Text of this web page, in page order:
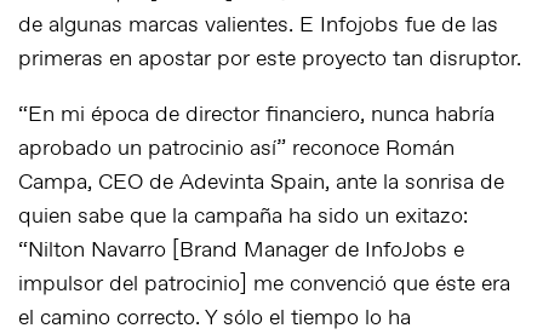
de algunas marcas valientes. E Infojobs fue de las
primeras en apostar por este proyecto tan disruptor.
“En mi época de director financiero, nunca habría
aprobado un patrocinio así” reconoce Román
Campa, CEO de Adevinta Spain, ante la sonrisa de
quien sabe que la campaña ha sido un exitazo:
“Nilton Navarro [Brand Manager de InfoJobs e
impulsor del patrocinio] me convenció que éste era
el camino correcto. Y sólo el tiempo lo ha